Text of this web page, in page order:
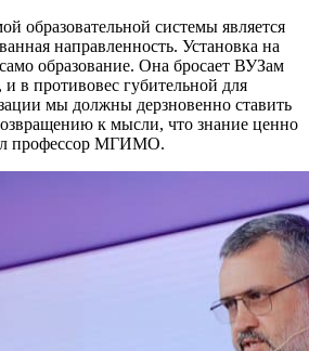
образовательной системы является
направленность. Установка на
образование. Она бросает ВУЗам
в противовес губительной для
мы должны дерзновенно ставить
к мысли, что знание ценно
профессор МГИМО.